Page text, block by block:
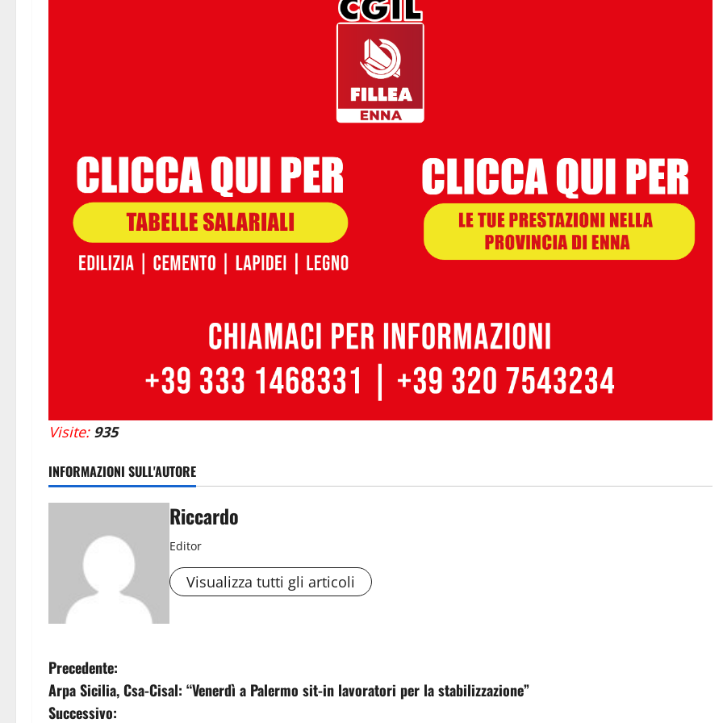
Visite: 935
INFORMAZIONI SULL'AUTORE
Riccardo
Editor
Visualizza tutti gli articoli
N
a
Precedente:
Arpa Sicilia, Csa-Cisal: “Venerdì a Palermo sit-in lavoratori per la stabilizzazione”
Successivo: